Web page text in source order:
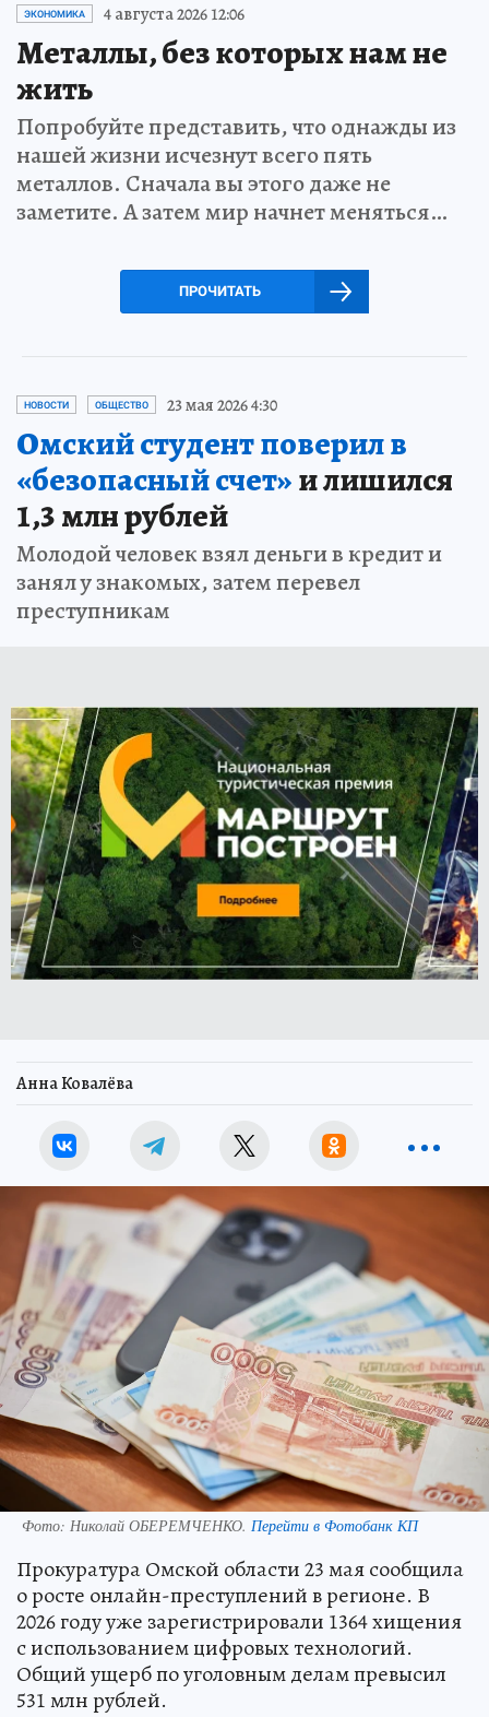
ЭКОНОМИКА 4 августа 2026 12:06
Металлы, без которых нам не
жить
Попробуйте представить, что однажды из
нашей жизни исчезнут всего пять
металлов. Сначала вы этого даже не
заметите. А затем мир начнет меняться…
ПРОЧИТАТЬ
НОВОСТИ ОБЩЕСТВО 23 мая 2026 4:30
Омский студент поверил в
«безопасный счет»и лишился
1,3 млн рублей
Молодой человек взял деньги в кредит и
занял у знакомых, затем перевел
преступникам
Анна Ковалёва
Фото: Николай ОБЕРЕМЧЕНКО. Перейти в Фотобанк КП
Прокуратура Омской области 23 мая сообщила
о росте онлайн-преступлений в регионе. В
2026 году уже зарегистрировали 1364 хищения
с использованием цифровых технологий.
Общий ущерб по уголовным делам превысил
531 млн рублей.